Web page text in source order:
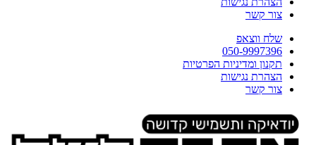
צור קשר
שלח ווצאפ
050-9997396
תקנון ומדיניות הפרטיות
הצהרת נגישות
צור קשר